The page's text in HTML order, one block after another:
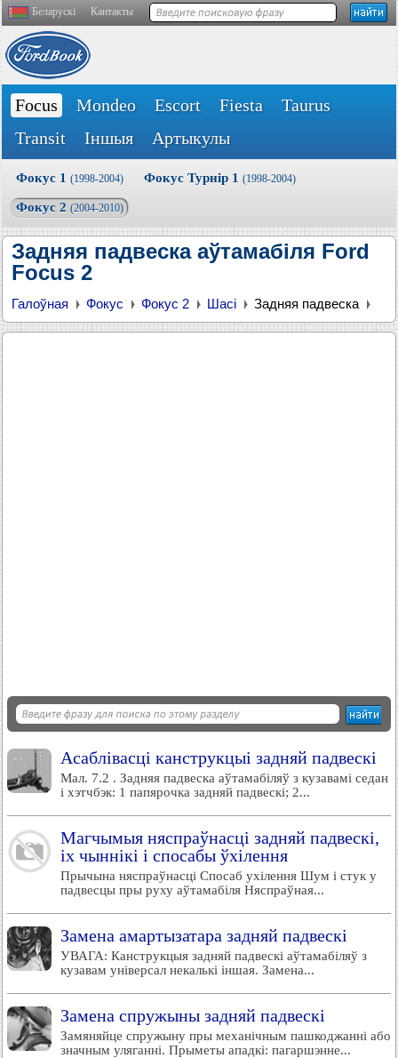
Беларускі Кантакты
Focus Mondeo Escort Fiesta
Taurus
Transit
Іншыя Артыкулы
Фокус 1 (1998-2004) Фокус Турнір 1 (1998-2004)
Фокус 2 (2004-2010)
Задняя падвеска аўтамабіля Ford
Focus 2
Галоўная Фокус Фокус 2 Шасі Задняя падвеска
Асаблівасці канструкцыі задняй падвескі
Мал. 7.2 . Задняя падвеска аўтамабіляў з кузавамі седан
і хэтчбэк: 1 папярочка задняй падвескі; 2...
Магчымыя няспраўнасці задняй падвескі,
іх чыннікі і спосабы ўхілення
Прычына няспраўнасці Спосаб ухілення Шум і стук у
падвесцы пры руху аўтамабіля Няспраўная...
Замена амартызатара задняй падвескі
УВАГА: Канструкцыя задняй падвескі аўтамабіляў з
кузавам універсал некалькі іншая. Замена...
Замена спружыны задняй падвескі
Замяняйце спружыну пры механічным пашкоджанні або
значным уляганні. Прыметы ападкі: пагаршэнне...